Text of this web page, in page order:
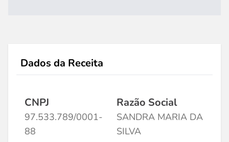
Dados da Receita
CNPJ
97.533.789/0001-
88
Razão Social
SANDRA MARIA DA
SILVA